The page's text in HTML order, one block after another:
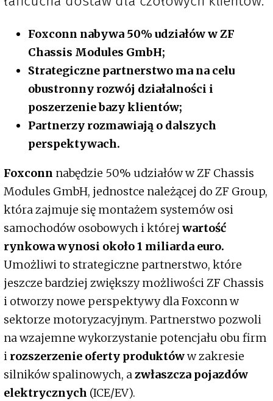
Foxconn nabywa 50% udziałów w ZF
Chassis Modules GmbH;
Strategiczne partnerstwo ma na celu
obustronny rozwój działalności i
poszerzenie bazy klientów;
Partnerzy rozmawiają o dalszych
perspektywach.
Foxconn nabędzie 50% udziałów w ZF Chassis
Modules GmbH, jednostce należącej do ZF Group,
która zajmuje się montażem systemów osi
samochodów osobowych i której wartość
rynkowa wynosi około 1 miliarda euro.
Umożliwi to strategiczne partnerstwo, które
jeszcze bardziej zwiększy możliwości ZF Chassis
i otworzy nowe perspektywy dla Foxconn w
sektorze motoryzacyjnym. Partnerstwo pozwoli
na wzajemne wykorzystanie potencjału obu firm
i rozszerzenie oferty produktóww zakresie
silników spalinowych, azwłaszcza pojazdów
elektrycznych (ICE/EV).